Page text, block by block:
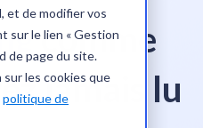
et de modifier vos
sur le lien « Gestion
de page du site.
sur les cookies que
politique de
comme
jamais lu